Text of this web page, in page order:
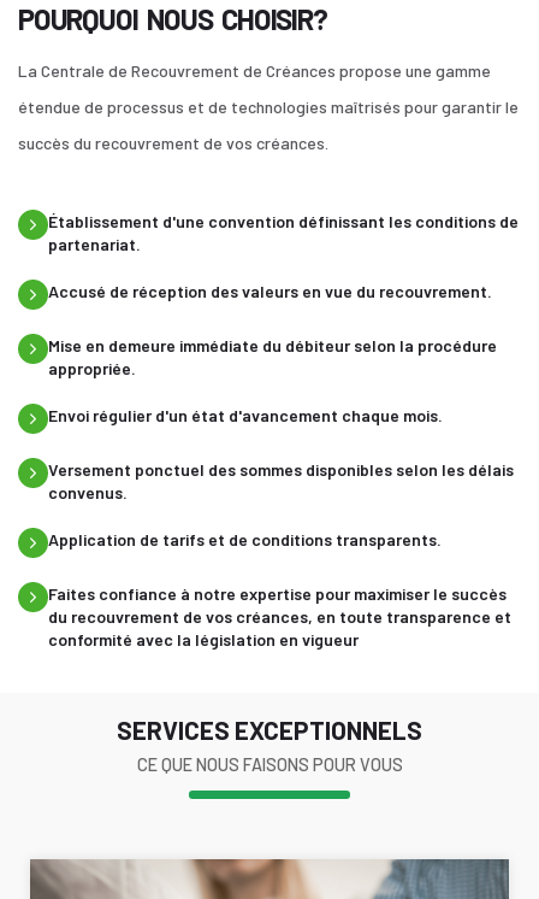
POURQUOI NOUS CHOISIR?
La Centrale de Recouvrement de Créances propose une gamme
étendue de processus et de technologies maîtrisés pour garantir le
succès du recouvrement de vos créances.
Établissement d'une convention définissant les conditions de
partenariat.
Accusé de réception des valeurs en vue du recouvrement.
Mise en demeure immédiate du débiteur selon la procédure
appropriée.
Envoi régulier d'un état d'avancement chaque mois.
Versement ponctuel des sommes disponibles selon les délais
convenus.
Application de tarifs et de conditions transparents.
Faites confiance à notre expertise pour maximiser le succès
du recouvrement de vos créances, en toute transparence et
conformité avec la législation en vigueur
SERVICES EXCEPTIONNELS
CE QUE NOUS FAISONS POUR VOUS